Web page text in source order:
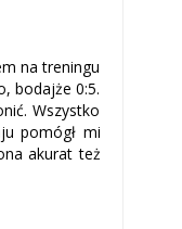
na treningu
bodajże 0:5.
Wszystko
pomógł mi
akurat też